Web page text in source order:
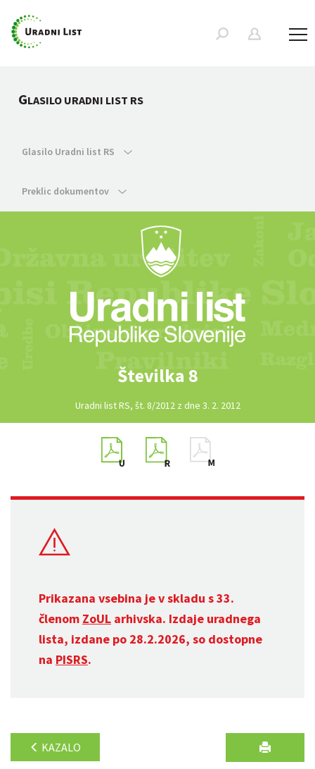
GLASILO URADNI LIST RS
Glasilo Uradni list RS
Preklic dokumentov
Številka 8
Uradni list RS, št. 8/2012 z dne 3. 2. 2012
Prikazana vsebina je v skladu s 33.
členom ZoUL arhivska. Izdaje uradnega
lista, izdane po 28.2.2026, so dostopne
na PISRS.
KAZALO